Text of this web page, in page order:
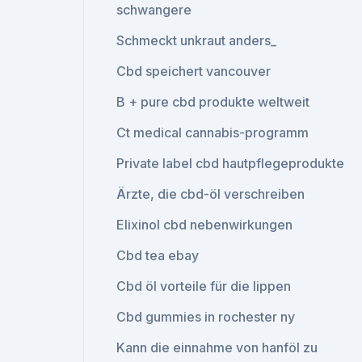
schwangere
Schmeckt unkraut anders_
Cbd speichert vancouver
B + pure cbd produkte weltweit
Ct medical cannabis-programm
Private label cbd hautpflegeprodukte
Ärzte, die cbd-öl verschreiben
Elixinol cbd nebenwirkungen
Cbd tea ebay
Cbd öl vorteile für die lippen
Cbd gummies in rochester ny
Kann die einnahme von hanföl zu